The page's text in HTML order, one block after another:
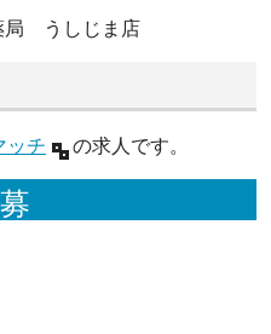
局 うしじま店
ッチ の求人です。